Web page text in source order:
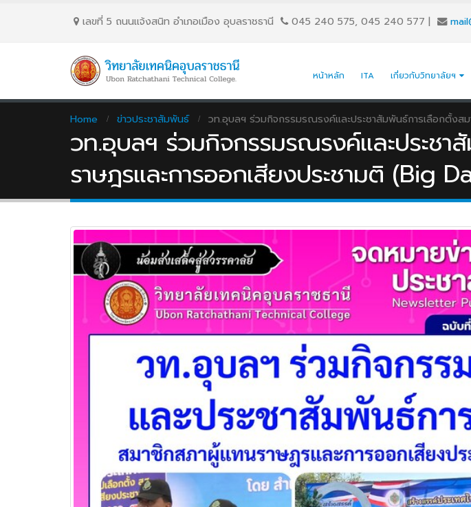
เลขที่ 5 ถนนเเจ้งสนิท อำเภอเมือง อุบลราชธานี 045 240 575, 045 240 577 |
หน้าหลัก ITA เกี่ยวกับวิทยาลัยฯ
Home ข่าวประชาสัมพันธ์ วท.อุบลฯ ร่วมกิจกรรมรณรงค์และประชาสัมพันธ์การเลือกตั้งส
วท.อุบลฯ ร่วมกิจกรรมรณรงค์และประช
ราษฎรและการออกเสียงประชามติ (Big